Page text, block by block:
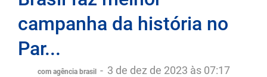
campanha da história no
Par...
com agência brasil - 3 de dez de 2023 às 07:17